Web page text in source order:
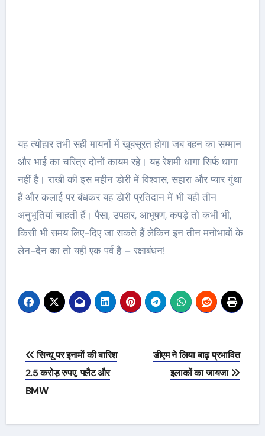
यह त्योहार तभी सही मायनों में खूबसूरत होगा जब बहन का सम्मान
और भाई का चरित्र दोनों कायम रहे। यह रेशमी धागा सिर्फ धागा
नहीं है। राखी की इस महीन डोरी में विश्वास, सहारा और प्यार गुंथा
हैं और कलाई पर बंंधकर यह डोरी प्रतिदान में भी यही तीन
अनुभूतियां चाहती हैं। पैसा, उपहार, आभूषण, कपड़े तो कभी भी,
किसी भी समय लिए-दिए जा सकते हैं लेकिन इन तीन मनोभावों के
लेन-देन का तो यही एक पर्व है – रक्षाबंधन!
Post
navigation
सिन्धू पर इनामों की बारिश
2.5 करोड़ रुपए, फ्लैट और
BMW
डीएम ने लिया बाढ़ प्रभावित
इलाकों का जायजा